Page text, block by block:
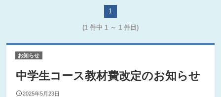
1
(1 件中 1 ～ 1 件目)
お知らせ
中学生コース教材費改定のお知らせ
2025年5月23日